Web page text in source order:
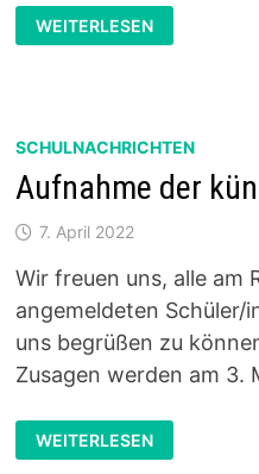
NEUANMELDUNGEN
DER
5.
WEITERLESEN
SCHULNACHRICHTEN
Aufnahme der
7. April 2022
Wir freuen uns, alle am
angemeldeten Schüler/
uns begrüßen zu
Zusagen werden am 3.
AUFNAHME
DER
KÜNFTIGEN
WEITERLESEN